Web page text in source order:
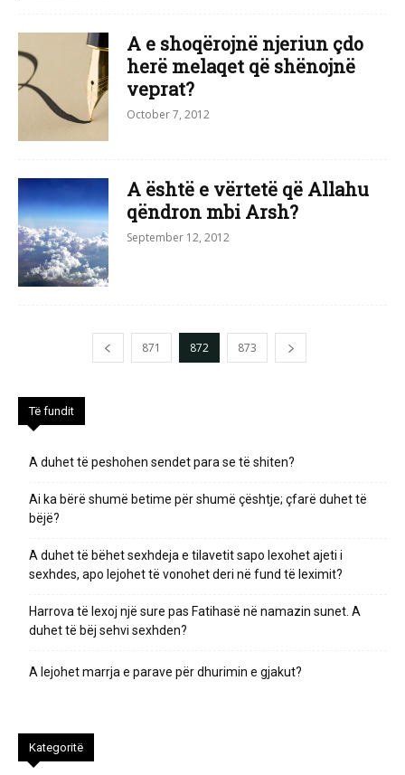
A e shoqërojnë njeriun çdo
herë melaqet që shënojnë
veprat?
October 7, 2012
A është e vërtetë që Allahu
qëndron mbi Arsh?
September 12, 2012
871 872 873
Të fundit
A duhet të peshohen sendet para se të shiten?
Ai ka bërë shumë betime për shumë çështje; çfarë duhet të
bëjë?
A duhet të bëhet sexhdeja e tilavetit sapo lexohet ajeti i
sexhdes, apo lejohet të vonohet deri në fund të leximit?
Harrova të lexoj një sure pas Fatihasë në namazin sunet. A
duhet të bëj sehvi sexhden?
A lejohet marrja e parave për dhurimin e gjakut?
Kategoritë